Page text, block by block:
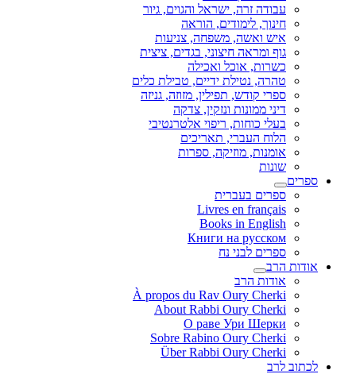
עבודה זרה, ישראל והגוים, גיור
חינוך, לימודים, הוראה
איש ואשה, משפחה, צניעות
גוף ומראה חיצוני, בגדים, ציצית
כשרות, אוכל ואכילה
טהרה, נטילת ידיים, טבילת כלים
ספרי קודש, תפילין, מזוזה, גניזה
דיני ממונות ונזקין, צדקה
בעלי כוחות, ריפוי אלטרנטיבי
הלוח העברי, תאריכים
אומנות, מוזיקה, ספרות
שונות
ספרים
ספרים בעברית
Livres en français
Books in English
Книги на русском
ספרים לבני נח
אודות הרב
אודות הרב
À propos du Rav Oury Cherki
About Rabbi Oury Cherki
О раве Ури Шерки
Sobre Rabino Oury Cherki
Über Rabbi Oury Cherki
לכתוב לרב